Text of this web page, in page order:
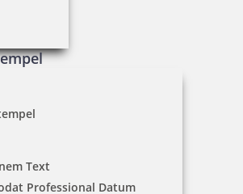
Text
Professional Datum
28,30 €